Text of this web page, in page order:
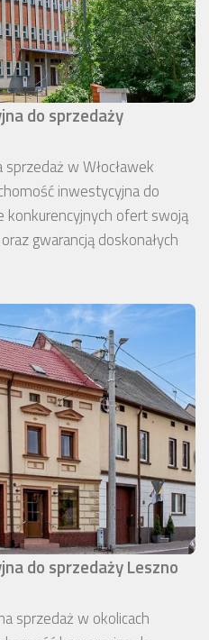
do sprzedaży
w Włocławek
inwestycyjna do
konkurencyjnych ofert swoją
gwarancją doskonałych
do sprzedaży Leszno
sprzedaż w okolicach